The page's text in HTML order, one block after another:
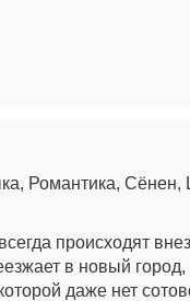
Романтика, Сёнен,
происходят
в новый город,
даже нет